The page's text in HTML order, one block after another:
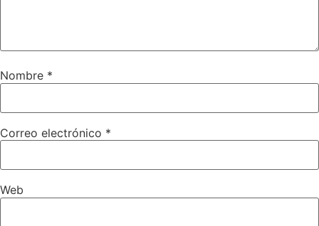
Nombre *
Correo electrónico *
Web